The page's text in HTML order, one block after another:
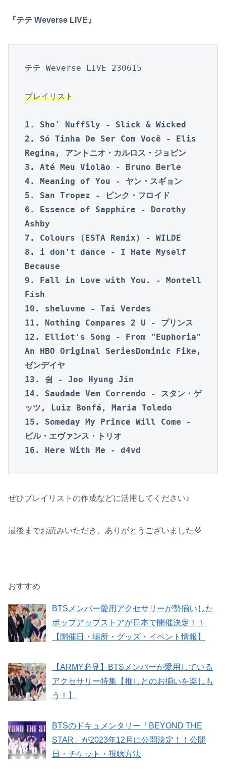
『テテ Weverse LIVE』
テテ Weverse LIVE 230615
プレイリスト
1. Sho' NuffSly - Slick & Wicked
2. Só Tinha De Ser Com Você - Elis
Regina, アントニオ・カルロス・ジョビン
3. Até Meu Violão - Bruno Berle
4. Meaning of You - ヤン・スギョン
5. San Tropez - ピンク・フロイド
6. Essence of Sapphire - Dorothy
Ashby
7. Colours (ESTA Remix) - WILDE
8. i don't dance - I Hate Myself
Because
9. Fall in Love with You. - Montell
Fish
10. sheluvme - Tai Verdes
11. Nothing Compares 2 U - プリンス
12. Elliot's Song - From "Euphoria"
An HBO Original SeriesDominic Fike,
ゼンデイヤ
13. 쉼 - Joo Hyung Jin
14. Saudade Vem Correndo - スタン・ゲ
ッツ, Luiz Bonfá, Maria Toledo
15. Someday My Prince Will Come -
ビル・エヴァンス・トリオ
16. Here With Me - d4vd
ぜひプレイリストの作成などに活用してください♪
最後までお読みいただき、ありがとうございました💜
おすすめ
BTSメンバー愛用アクセサリーが勢揃いした
ポップアップストアが日本で開催決定！！
【開催日・場所・グッズ・イベント情報】
【ARMY必見】BTSメンバーが愛用している
アクセサリー特集【推しとのお揃いを楽しも
う！】
BTSのドキュメンタリー「BEYOND THE
STAR」が2023年12月に公開決定！！公開
日・チケット・視聴方法